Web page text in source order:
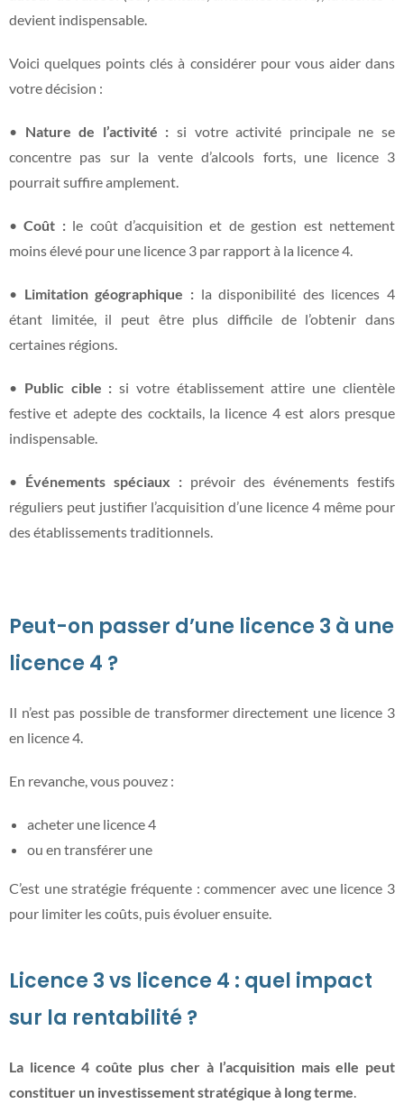
devient indispensable.
Voici quelques points clés à considérer pour vous aider dans
votre décision :
• Nature de l’activité : si votre activité principale ne se
concentre pas sur la vente d’alcools forts, une licence 3
pourrait suffire amplement.
•Coût :le coût d’acquisition et de gestion est nettement
moins élevé pour une licence 3 par rapport à la licence 4.
• Limitation géographique :la disponibilité des licences 4
étant limitée, il peut être plus difficile de l’obtenir dans
certaines régions.
• Public cible : si votre établissement attire une clientèle
festive et adepte des cocktails, la licence 4 est alors presque
indispensable.
• Événements spéciaux : prévoir des événements festifs
réguliers peut justifier l’acquisition d’une licence 4 même pour
des établissements traditionnels.
Peut-on passer d’une licence 3 à une
licence 4 ?
Il n’est pas possible de transformer directement une licence 3
en licence 4.
En revanche, vous pouvez :
acheter une licence 4
ou en transférer une
C’est une stratégie fréquente : commencer avec une licence 3
pour limiter les coûts, puis évoluer ensuite.
Licence 3 vs licence 4 : quel impact
sur la rentabilité ?
La licence 4 coûte plus cher à l’acquisition mais elle peut
constituer un investissement stratégique à long terme.